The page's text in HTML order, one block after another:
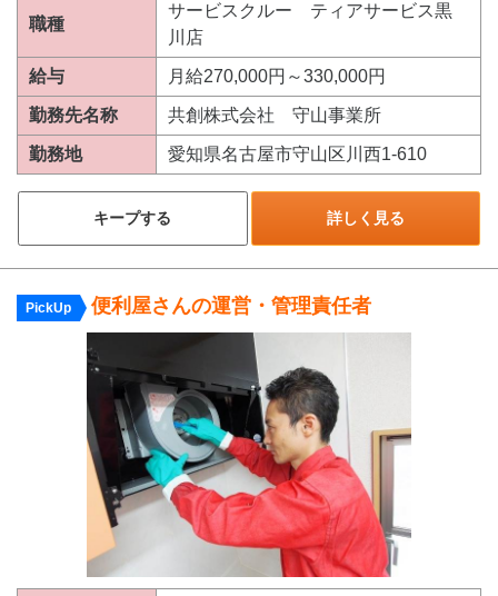
職種
サービスクルー ティアサービス黒
川店
給与 月給270,000円～330,000円
勤務先名称 共創株式会社 守山事業所
勤務地 愛知県名古屋市守山区川西1-610
キープする 詳しく見る
PickUp 便利屋さんの運営・管理責任者